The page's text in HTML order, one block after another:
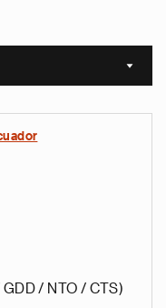
Sort
/ NTO / CTS)